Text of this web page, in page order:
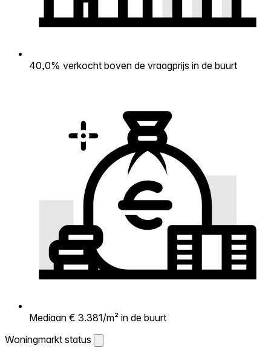
40,0% verkocht boven de vraagprijs in de buurt
Mediaan € 3.381/m² in de buurt
Woningmarkt status